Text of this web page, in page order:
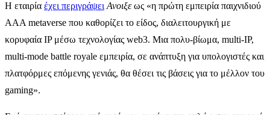
Η εταιρία έχει περιγράψει Ανοιξεως «η πρώτη εμπειρία παιχνιδιού
AAA metaverse που καθορίζει το είδος, διαλειτουργική με
κορυφαία IP μέσω τεχνολογίας web3. Μια πολυ-βίωμα, multi-IP,
multi-mode battle royale εμπειρία, σε ανάπτυξη για υπολογιστές και
πλατφόρμες επόμενης γενιάς, θα θέσει τις βάσεις για το μέλλον του
gaming».